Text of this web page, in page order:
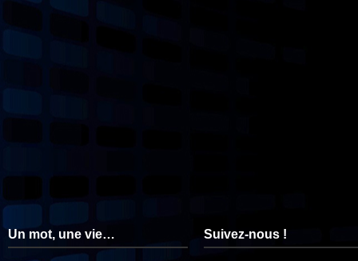
Un mot, une vie… Suivez-nous !